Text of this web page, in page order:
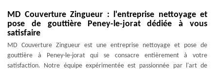
MD Couverture Zingueur : l'entreprise nettoyage et
pose de gouttière Peney-le-jorat dédiée à vous
satisfaire
MD Couverture Zingueur est une entreprise nettoyage et pose de
gouttière à Peney-le-jorat qui se consacre entièrement à votre
satisfaction. Notre équipe expérimentée est passionnée par l'art de